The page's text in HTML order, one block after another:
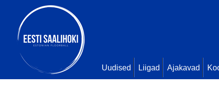
Uudised Liigad Ajakavad